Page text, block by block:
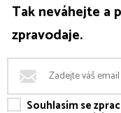
Tak neváhejte a
zpravodaje.
Souhlasím se